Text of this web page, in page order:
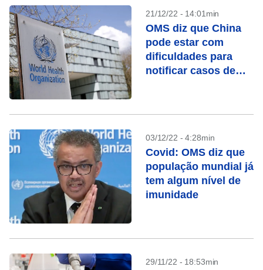
21/12/22 - 14:01min
OMS diz que China
pode estar com
dificuldades para
notificar casos de
03/12/22 - 4:28min
Covid: OMS diz que
população mundial já
tem algum nível de
imunidade
29/11/22 - 18:53min